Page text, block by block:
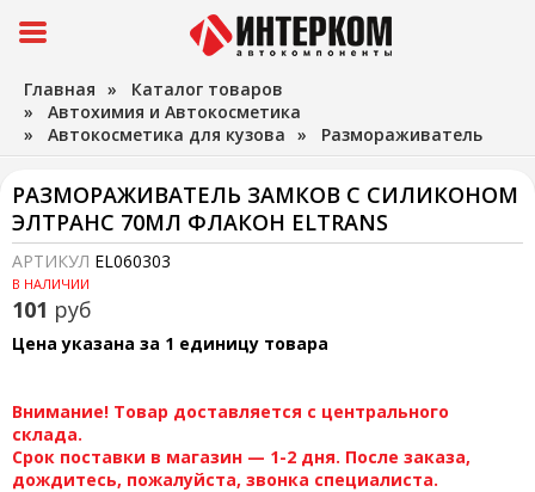
Главная » Каталог товаров
» Автохимия и Автокосметика
» Автокосметика для кузова » Размораживатель
РАЗМОРАЖИВАТЕЛЬ ЗАМКОВ С СИЛИКОНОМ
ЭЛТРАНС 70МЛ ФЛАКОН ELTRANS
АРТИКУЛ EL060303
В НАЛИЧИИ
101 руб
Цена указана за 1 единицу товара
Внимание! Товар доставляется с центрального
склада.
Срок поставки в магазин — 1-2 дня. После заказа,
дождитесь, пожалуйста, звонка специалиста.